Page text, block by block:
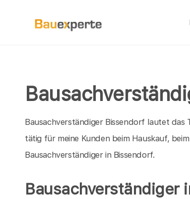
Bausachverständiger Bissendorf lautet das
tätig für meine Kunden beim Hauskauf,
Bausachverständiger in Bissendorf.
Bausachverständiger